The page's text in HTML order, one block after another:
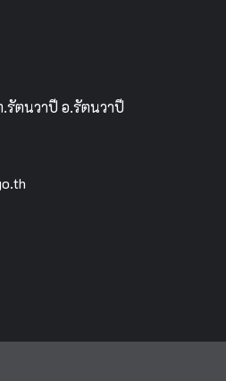
รัตนวาปี อ.รัตนวาปี